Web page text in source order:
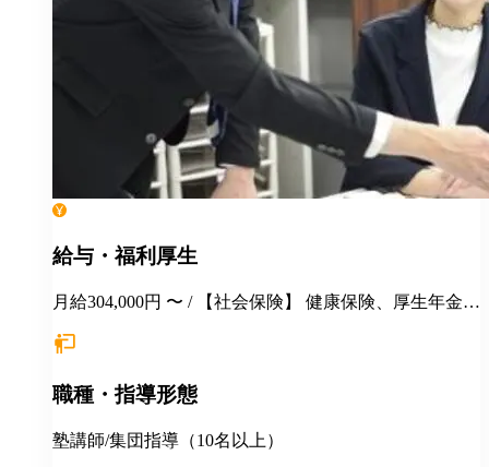
給与・福利厚生
月給304,000円 〜 / 【社会保険】 健康保険、厚生年金保
■季節講習報奨金 ■各種優待、割引 ■健康診断 ■長短貸
用制度 ＜＜地方からの応募も大歓迎！＞＞ ◎説明会・
・住居の斡旋 ・引越し費用一部補助（25～35万円迄）
職種・指導形態
塾講師/集団指導（10名以上）